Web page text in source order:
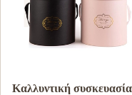
Καλλυντική